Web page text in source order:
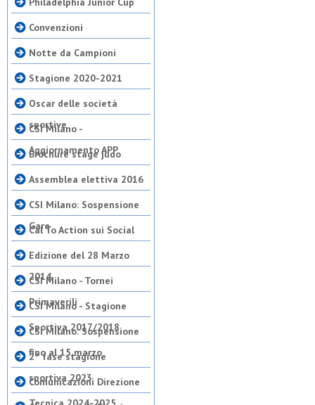
Convenzioni
Notte da Campioni
Stagione 2020-2021
Oscar delle società
sportive
CSI Milano -
Aggiornamento APP
Brochure stage judo
Assemblea elettiva 2016
CSI Milano: Sospensione
Gare
Cal To Action sui Social
Edizione del 28 Marzo
2014
CSI Milano - Tornei
Primaverili
CSI Milano - Stagione
Sportiva 2017/2018
CSI Milano: Sospensione
fino al 15 marzo
2° fase stagione
sportiva 2023
Comunicazioni Direzione